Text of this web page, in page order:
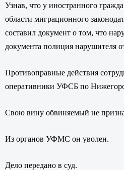
Узнав, что у иностранного
области миграционного
составил документ о том, что
документа полиция нарушителя
Противоправные действия
оперативники УФСБ по
Свою вину обвиняемый не
Из органов УФМС он уволен.
Дело передано в суд.